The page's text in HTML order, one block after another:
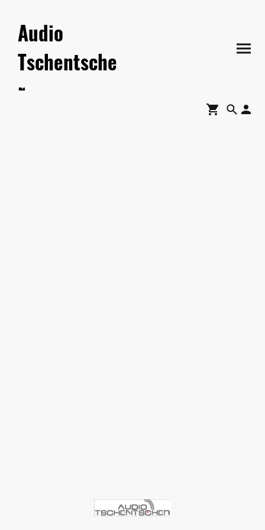
Audio
Tschentsche
r